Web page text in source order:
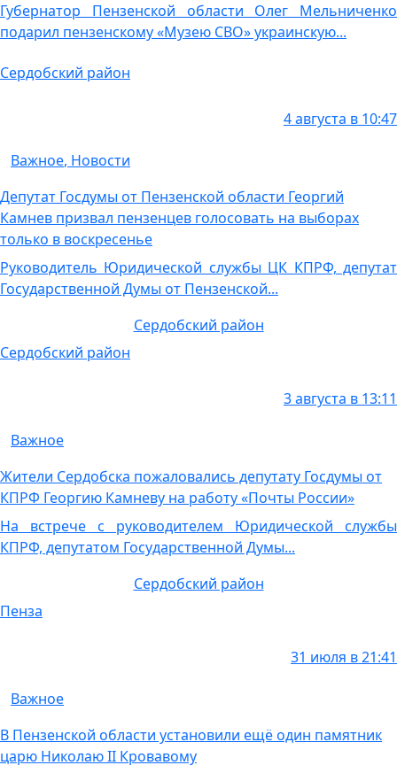
Губернатор Пензенской области Олег Мельниченко
подарил пензенскому «Музею СВО» украинскую...
Сердобский район
4 августа в 10:47
Важное, Новости
Депутат Госдумы от Пензенской области Георгий
Камнев призвал пензенцев голосовать на выборах
только в воскресенье
Руководитель Юридической службы ЦК КПРФ, депутат
Государственной Думы от Пензенской...
Сердобский район
Сердобский район
3 августа в 13:11
Важное
Жители Сердобска пожаловались депутату Госдумы от
КПРФ Георгию Камневу на работу «Почты России»
На встрече с руководителем Юридической службы
КПРФ, депутатом Государственной Думы...
Сердобский район
Пенза
31 июля в 21:41
Важное
В Пензенской области установили ещё один памятник
царю Николаю II Кровавому